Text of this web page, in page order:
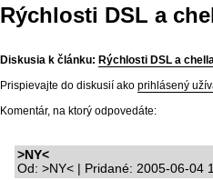
Rýchlosti DSL a
Diskusia k článku: Rýchlosti DSL a
Prispievajte do diskusií ako prihlásený
Komentár, na ktorý odpovedáte:
>NY<
Od: >NY< | Pridané: 2005-06-04